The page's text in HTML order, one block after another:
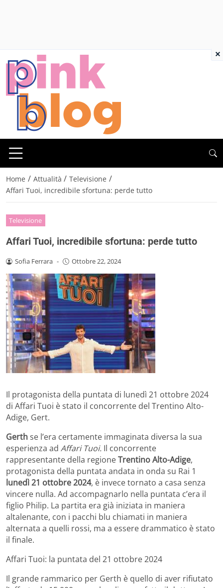
Home / Attualità / Televisione /
Affari Tuoi, incredibile sfortuna: perde tutto
Televisione
Affari Tuoi, incredibile sfortuna: perde tutto
Sofia Ferrara - Ottobre 22, 2024
Il protagonista della puntata di lunedì 21 ottobre 2024
di Affari Tuoi è stato il concorrente del Trentino Alto-
Adige, Gert.
Gerthse l’era certamente immaginata diversa la sua
esperienza ad Affari Tuoi. Il concorrente
rappresentante della regioneTrentino Alto-Adige,
protagonista della puntata andata in onda su Rai 1
lunedì 21 ottobre 2024, è invece tornato a casa senza
vincere nulla. Ad accompagnarlo nella puntata c’era il
figlio Philip. La partita era già iniziata in maniera
altalenante, con i pacchi blu chiamati in maniera
alternata a quelli rossi, ma a essere drammatico è stato
il finale.
Affari Tuoi: la puntata del 21 ottobre 2024
Il grande rammarico per Gerth è quello di aver rifiutato
×